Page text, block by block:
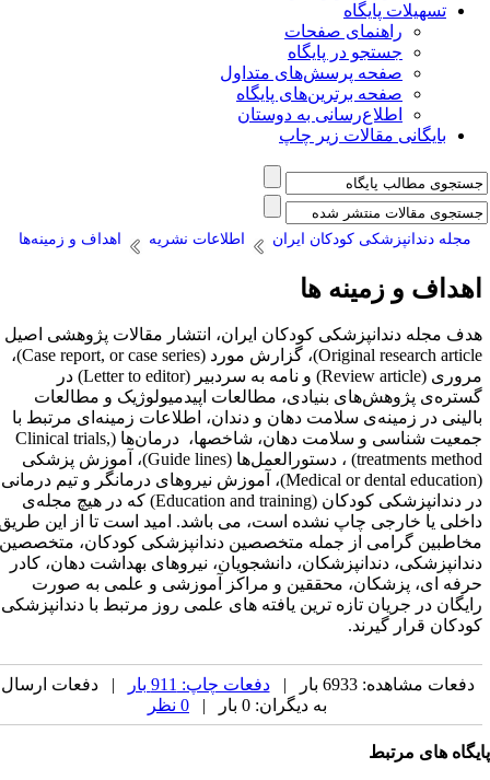
تسهیلات پایگاه
راهنمای صفحات
جستجو در پایگاه
صفحه پرسش‌های متداول
صفحه برترین‌های پایگاه
اطلاع‌رسانی به دوستان
بایگانی مقالات زیر چاپ
مجله دندانپزشکی کودکان ایران اطلاعات نشریه اهداف و زمینه‌ها
و زمینه ها
مجله‌ دندانپزشکی کودکان ایران‌، انتشار مقالات پژوهشی اصیل (
Original research)، گزارش مورد (Case report, or case series)،
(
Review article) و نامه به سردبیر ( Letter to editor) در
پژوهش‌های بنیادی، مطالعات اپیدمیولوژیک و مطالعات
در زمینه‌ی سلامت دهان و دندان، اطلاعات زمینه‌ای مرتبط با
شناسی و سلامت دهان، شاخصها، درمان‌ها (Clinical trials,
treatments) ، دستورالعمل‌ها (Guide lines)، آموزش پزشکی
(Medical or dental، آموزش نیروهای درمانگر و تیم درمانی
دندانپزشکی کودکان (Education and training) که در هیچ مجله‌ی
یا خارجی چاپ نشده است، می باشد. امید است تا از این طریق
گرامی از جمله متخصصین دندانپزشکی کودکان، متخصصین
دندانپزشکان، دانشجویان، نیروهای بهداشت دهان، کادر
ای، پزشکان، محققین و مراکز آموزشی و علمی به صورت
در جریان تازه ترین یافته های علمی روز مرتبط با دندانپزشکی
قرار گیرند.
دفعات مشاهده: 6933 بار | دفعات چاپ: 911 بار
| دفعات ارسال
به دیگران: 0 بار |
های مرتبط